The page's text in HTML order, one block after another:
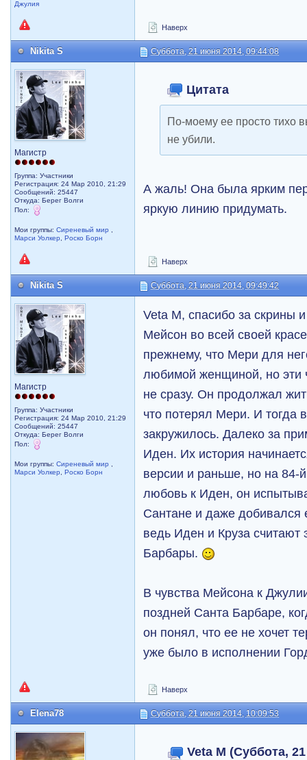
Джулия
Наверх
Nikita S Суббота, 21 июня 2014, 09:44:08
Магистр
Группа: Участники
Регистрация: 24 Мар 2010, 21:29
Сообщений: 25447
Откуда: Берег Волги
Пол:
Мои группы:Сиреневый мир
Марси Уолкер
,Роско Борн
Цитата
По-моему ее просто тихо
не убили.
А жаль! Она была ярким
яркую линию придумать.
Наверх
Nikita S Суббота, 21 июня 2014, 09:49:42
Магистр
Группа: Участники
Регистрация: 24 Мар 2010, 21:29
Сообщений: 25447
Откуда: Берег Волги
Пол:
Мои группы:Сиреневый мир
Марси Уолкер
,Роско Борн
Veta M, спасибо за скрины
Мейсон во всей своей
прежнему, что Мери для
любимой женщиной, но эти
не сразу. Он продолжал
что потерял Мери. И тогда
закружилось. Далеко за
Иден. Их история
версии и раньше, но на 84-
любовь к Иден, он
Сантане и даже добивался
ведь Иден и Круза
Барбары.
В чувства Мейсона к
поздней Санта Барбаре,
он понял, что ее не хочет
уже было в исполнении
Наверх
Elena78 Суббота, 21 июня 2014, 10:09:53
Veta M (Суббота,